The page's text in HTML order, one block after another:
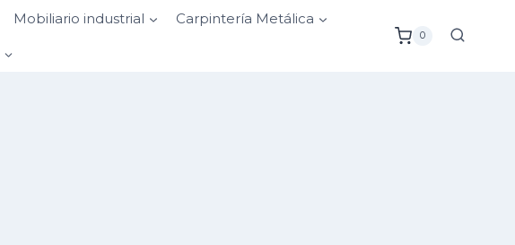
Mobiliario industrial Carpintería Metálica
0